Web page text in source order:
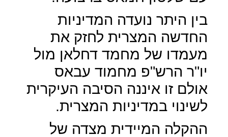
בין היתר נועדה המדיניות
החדשה המצרית לחזק את
מעמדו של מחמד דחלאן מול
יו"ר הרש"פ מחמוד עבאס
אולם זו איננה הסיבה העיקרית
לשינוי במדיניות המצרית.
ההקלה המיידית מצדה של